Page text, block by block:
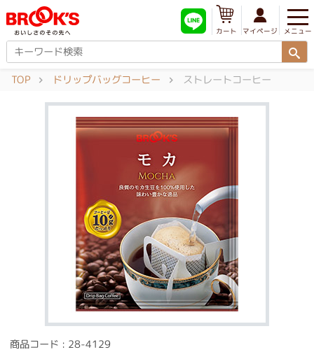
メニュー
マイページ
カート
TOP ドリップバッグコーヒー ストレートコーヒー
商品コード : 28-4129